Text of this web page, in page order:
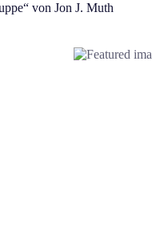
von Jon J. Muth